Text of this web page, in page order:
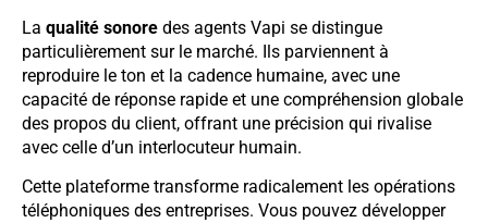
La qualité sonore des agents Vapi se distingue
particulièrement sur le marché. Ils parviennent à
reproduire le ton et la cadence humaine, avec une
capacité de réponse rapide et une compréhension globale
des propos du client, offrant une précision qui rivalise
avec celle d’un interlocuteur humain.
Cette plateforme transforme radicalement les opérations
téléphoniques des entreprises. Vous pouvez développer